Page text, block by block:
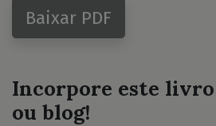
Baixar PDF
Incorpore este livro
ou blog!